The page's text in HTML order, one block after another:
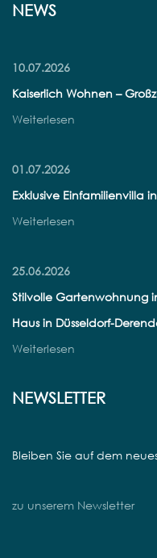
NEWS
10.07.2026
Kaiserlich Wohnen –
Weiterlesen
01.07.2026
Exklusive Einfamilienvilla
Weiterlesen
25.06.2026
Stilvolle Gartenwohnung
Haus in Düsseldorf-
Weiterlesen
NEWSLETTER
Bleiben Sie auf dem
zu unserem Newsletter